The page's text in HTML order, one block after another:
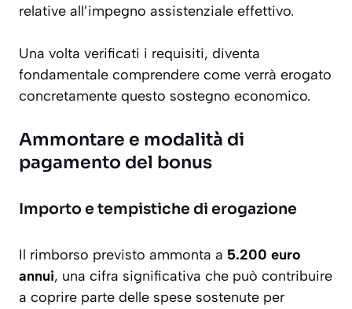
relative all’impegno assistenziale effettivo.
Una volta verificati i requisiti, diventa
fondamentale comprendere come verrà erogato
concretamente questo sostegno economico.
Ammontare e modalità di
pagamento del bonus
Importo e tempistiche di erogazione
Il rimborso previsto ammonta a 5.200 euro
annui, una cifra significativa che può contribuire
a coprire parte delle spese sostenute per